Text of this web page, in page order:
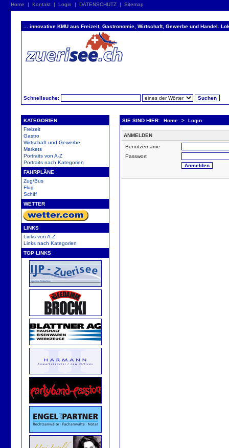
Home | Kontakt | Login | DATENSCHUTZ | Sitemap
... innovative KMU aus Freizeit, Gastronomie, Wirtschaft, Gewerbe und Handel.
Schnellsuche:
KATEGORIEN
Freizeit
Gastro
Wirtschaft und Gewerbe
Markets
Portraits von A-Z
Portraits nach Kategorien
FAHRPLÄNE
Zug/Bus
Flug
Schiff
WETTER
LINKS
Links von A-Z
Links nach Kategorien
TOP LINKS
SIE SIND HIER: Home > Login
ANMELDEN
Benutzername
Passwort